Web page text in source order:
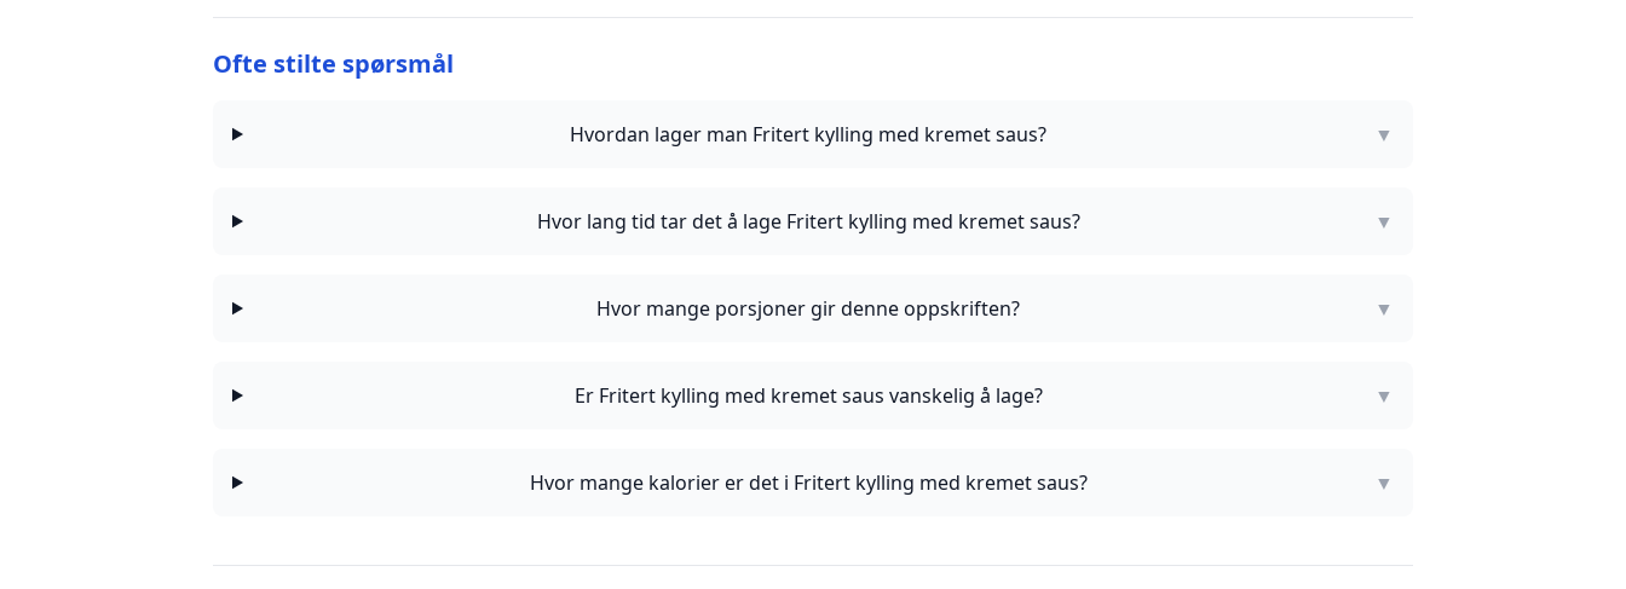
Ofte stilte spørsmål
Hvordan lager man Fritert kylling med kremet saus? ▼
Hvor lang tid tar det å lage Fritert kylling med kremet saus? ▼
Hvor mange porsjoner gir denne oppskriften? ▼
Er Fritert kylling med kremet saus vanskelig å lage? ▼
Hvor mange kalorier er det i Fritert kylling med kremet saus? ▼